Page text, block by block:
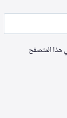
هذا المتصفح